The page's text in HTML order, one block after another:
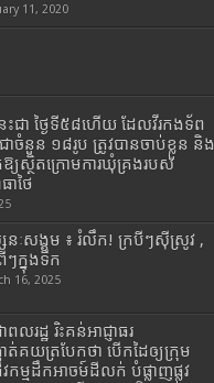
11, 2020
េះជា ថ្ងៃទី៥៨ហើយ ដែលវីរកងទ័ព
ជាចំនួន ១៨រូប ត្រូវបានចាប់ខ្លួន និង
ឱ្យស្ថិតក្រោមការឃុំគ្រងរបស់
ាថៃ
នៈសង្គម ៖ រំលឹក! ក្របីៗស៊ីស្រូវ ,
ៗក្នុងទឹក
16, 2025
ពលរដ្ឋ រិះគន់អាជ្ញាធរ
ាត់គយត្របែកថា បើកដៃឲ្យក្រុម
កម្មដឹកអាចម៍ដីលក់ បំផ្លាញផ្លូវ